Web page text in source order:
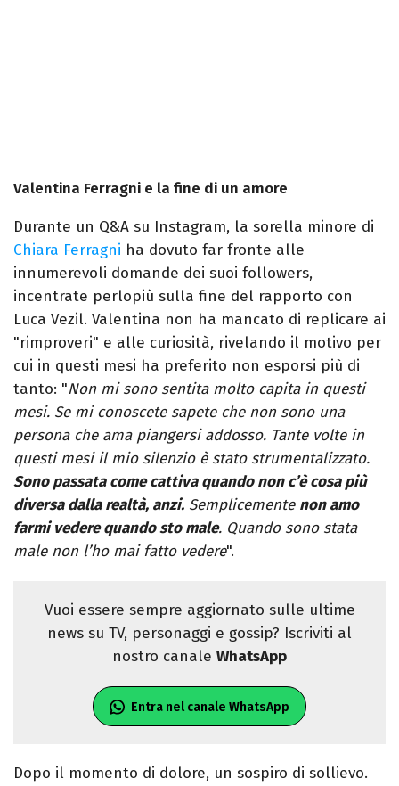
Valentina Ferragni e la fine di un amore
Durante un Q&A su Instagram, la sorella minore di
Chiara Ferragni ha dovuto far fronte alle
innumerevoli domande dei suoi followers,
incentrate perlopiù sulla fine del rapporto con
Luca Vezil. Valentina non ha mancato di replicare ai
"rimproveri" e alle curiosità, rivelando il motivo per
cui in questi mesi ha preferito non esporsi più di
tanto: "Non mi sono sentita molto capita in questi
mesi. Se mi conoscete sapete che non sono una
persona che ama piangersi addosso. Tante volte in
questi mesi il mio silenzio è stato strumentalizzato.
Sono passata come cattiva quando non c’è cosa più
diversa dalla realtà, anzi. Semplicemente non amo
farmi vedere quando sto male. Quando sono stata
male non l’ho mai fatto vedere".
Vuoi essere sempre aggiornato sulle ultime
news su TV, personaggi e gossip? Iscriviti al
nostro canale WhatsApp
Entra nel canale WhatsApp
Dopo il momento di dolore, un sospiro di sollievo.